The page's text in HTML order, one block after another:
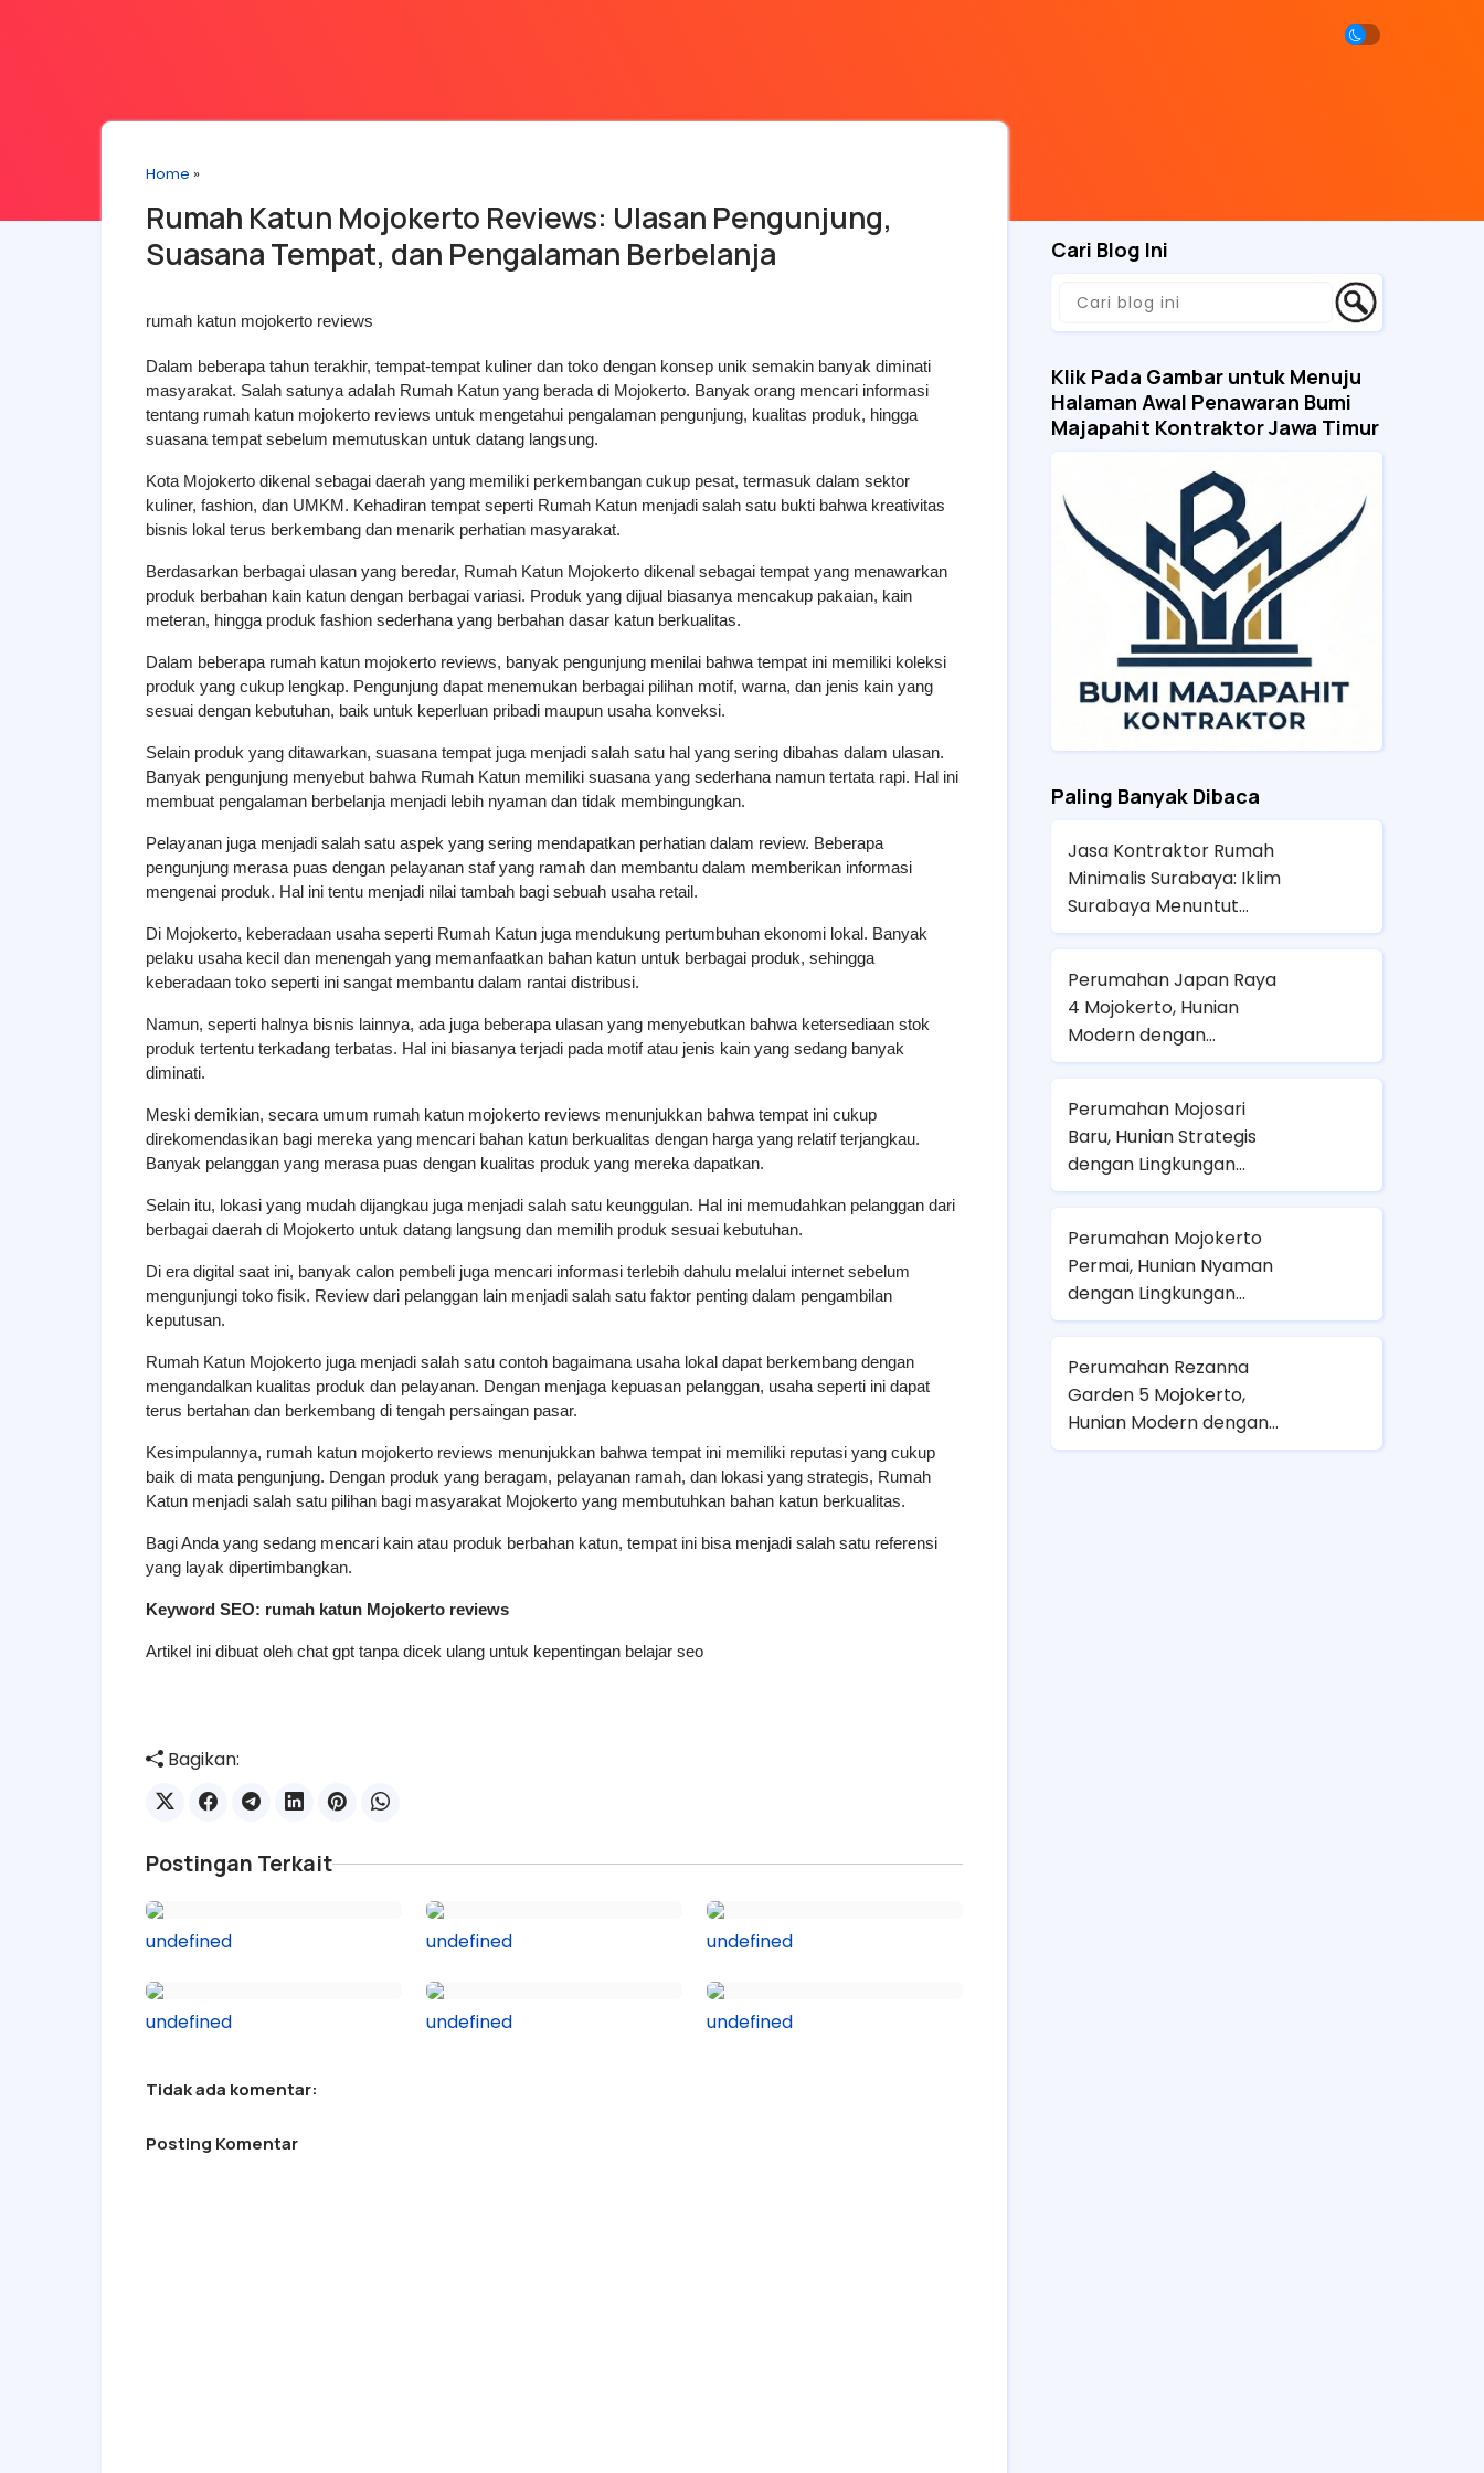
Home »
Rumah Katun Mojokerto Reviews: Ulasan Pengunjung,
Suasana Tempat, dan Pengalaman Berbelanja
rumah katun mojokerto reviews
Dalam beberapa tahun terakhir, tempat-tempat kuliner dan toko dengan konsep unik semakin banyak diminati
masyarakat. Salah satunya adalah Rumah Katun yang berada di Mojokerto. Banyak orang mencari informasi
tentang rumah katun mojokerto reviews untuk mengetahui pengalaman pengunjung, kualitas produk, hingga
suasana tempat sebelum memutuskan untuk datang langsung.
Kota Mojokerto dikenal sebagai daerah yang memiliki perkembangan cukup pesat, termasuk dalam sektor
kuliner, fashion, dan UMKM. Kehadiran tempat seperti Rumah Katun menjadi salah satu bukti bahwa kreativitas
bisnis lokal terus berkembang dan menarik perhatian masyarakat.
Berdasarkan berbagai ulasan yang beredar, Rumah Katun Mojokerto dikenal sebagai tempat yang menawarkan
produk berbahan kain katun dengan berbagai variasi. Produk yang dijual biasanya mencakup pakaian, kain
meteran, hingga produk fashion sederhana yang berbahan dasar katun berkualitas.
Dalam beberapa rumah katun mojokerto reviews, banyak pengunjung menilai bahwa tempat ini memiliki koleksi
produk yang cukup lengkap. Pengunjung dapat menemukan berbagai pilihan motif, warna, dan jenis kain yang
sesuai dengan kebutuhan, baik untuk keperluan pribadi maupun usaha konveksi.
Selain produk yang ditawarkan, suasana tempat juga menjadi salah satu hal yang sering dibahas dalam ulasan.
Banyak pengunjung menyebut bahwa Rumah Katun memiliki suasana yang sederhana namun tertata rapi. Hal ini
membuat pengalaman berbelanja menjadi lebih nyaman dan tidak membingungkan.
Pelayanan juga menjadi salah satu aspek yang sering mendapatkan perhatian dalam review. Beberapa
pengunjung merasa puas dengan pelayanan staf yang ramah dan membantu dalam memberikan informasi
mengenai produk. Hal ini tentu menjadi nilai tambah bagi sebuah usaha retail.
Di Mojokerto, keberadaan usaha seperti Rumah Katun juga mendukung pertumbuhan ekonomi lokal. Banyak
pelaku usaha kecil dan menengah yang memanfaatkan bahan katun untuk berbagai produk, sehingga
keberadaan toko seperti ini sangat membantu dalam rantai distribusi.
Namun, seperti halnya bisnis lainnya, ada juga beberapa ulasan yang menyebutkan bahwa ketersediaan stok
produk tertentu terkadang terbatas. Hal ini biasanya terjadi pada motif atau jenis kain yang sedang banyak
diminati.
Meski demikian, secara umum rumah katun mojokerto reviews menunjukkan bahwa tempat ini cukup
direkomendasikan bagi mereka yang mencari bahan katun berkualitas dengan harga yang relatif terjangkau.
Banyak pelanggan yang merasa puas dengan kualitas produk yang mereka dapatkan.
Selain itu, lokasi yang mudah dijangkau juga menjadi salah satu keunggulan. Hal ini memudahkan pelanggan dari
berbagai daerah di Mojokerto untuk datang langsung dan memilih produk sesuai kebutuhan.
Di era digital saat ini, banyak calon pembeli juga mencari informasi terlebih dahulu melalui internet sebelum
mengunjungi toko fisik. Review dari pelanggan lain menjadi salah satu faktor penting dalam pengambilan
keputusan.
Rumah Katun Mojokerto juga menjadi salah satu contoh bagaimana usaha lokal dapat berkembang dengan
mengandalkan kualitas produk dan pelayanan. Dengan menjaga kepuasan pelanggan, usaha seperti ini dapat
terus bertahan dan berkembang di tengah persaingan pasar.
Kesimpulannya, rumah katun mojokerto reviews menunjukkan bahwa tempat ini memiliki reputasi yang cukup
baik di mata pengunjung. Dengan produk yang beragam, pelayanan ramah, dan lokasi yang strategis, Rumah
Katun menjadi salah satu pilihan bagi masyarakat Mojokerto yang membutuhkan bahan katun berkualitas.
Bagi Anda yang sedang mencari kain atau produk berbahan katun, tempat ini bisa menjadi salah satu referensi
yang layak dipertimbangkan.
Keyword SEO: rumah katun Mojokerto reviews
Artikel ini dibuat oleh chat gpt tanpa dicek ulang untuk kepentingan belajar seo
Bagikan:
Postingan Terkait
undefined undefined undefined
undefined undefined undefined
Tidak ada komentar:
Posting Komentar
Cari Blog Ini
Klik Pada Gambar untuk Menuju
Halaman Awal Penawaran Bumi
Majapahit Kontraktor Jawa Timur
Paling Banyak Dibaca
Jasa Kontraktor Rumah
Minimalis Surabaya: Iklim
Surabaya Menuntut
Pengerjaan Rumah
Agar Tidak Panas dan
Lembap
Perumahan Japan Raya
4 Mojokerto, Hunian
Modern dengan
Lingkungan Nyaman dan
Perumahan Mojosari
Baru, Hunian Strategis
dengan Lingkungan
Nyaman dan Terjangkau
Perumahan Mojokerto
Permai, Hunian Nyaman
dengan Lingkungan
Strategis dan
Perumahan Rezanna
Garden 5 Mojokerto,
Hunian Modern dengan
Lingkungan Nyaman dan